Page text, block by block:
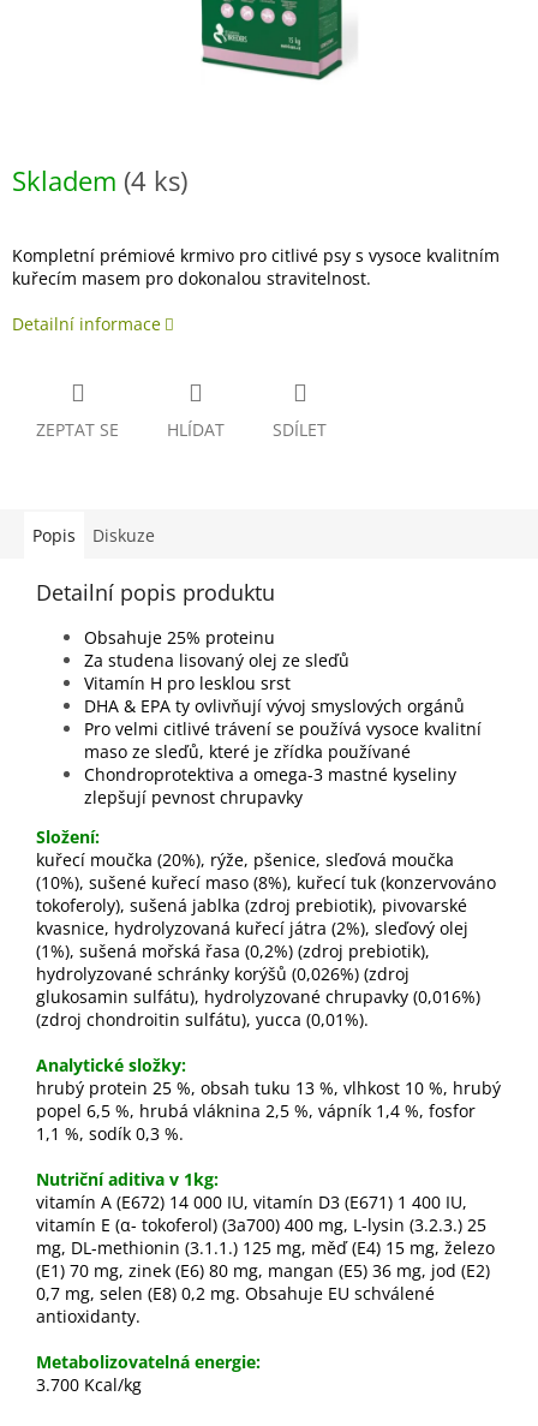
Skladem (4 ks)
Kompletní prémiové krmivo pro citlivé psy s vysoce kvalitním
kuřecím masem pro dokonalou stravitelnost.
Detailní informace
ZEPTAT SE HLÍDAT SDÍLET
Popis Diskuze
Detailní popis produktu
Obsahuje 25% proteinu
Za studena lisovaný olej ze sleďů
Vitamín H pro lesklou srst
DHA & EPA ty ovlivňují vývoj smyslových orgánů
Pro velmi citlivé trávení se používá vysoce kvalitní
maso ze sleďů, které je zřídka používané
Chondroprotektiva a omega-3 mastné kyseliny
zlepšují pevnost chrupavky
Složení:
kuřecí moučka (20%), rýže, pšenice, sleďová moučka
(10%), sušené kuřecí maso (8%), kuřecí tuk (konzervováno
tokoferoly), sušená jablka (zdroj prebiotik), pivovarské
kvasnice, hydrolyzovaná kuřecí játra (2%), sleďový olej
(1%), sušená mořská řasa (0,2%) (zdroj prebiotik),
hydrolyzované schránky korýšů (0,026%) (zdroj
glukosamin sulfátu), hydrolyzované chrupavky (0,016%)
(zdroj chondroitin sulfátu), yucca (0,01%).
Analytické složky:
hrubý protein 25 %, obsah tuku 13 %, vlhkost 10 %, hrubý
popel 6,5 %, hrubá vláknina 2,5 %, vápník 1,4 %, fosfor
1,1 %, sodík 0,3 %.
Nutriční aditiva v 1kg:
vitamín A (E672) 14 000 IU, vitamín D3 (E671) 1 400 IU,
vitamín E (α- tokoferol) (3a700) 400 mg, L-lysin (3.2.3.) 25
mg, DL-methionin (3.1.1.) 125 mg, měď (E4) 15 mg, železo
(E1) 70 mg, zinek (E6) 80 mg, mangan (E5) 36 mg, jod (E2)
0,7 mg, selen (E8) 0,2 mg. Obsahuje EU schválené
antioxidanty.
Metabolizovatelná energie:
3.700 Kcal/kg